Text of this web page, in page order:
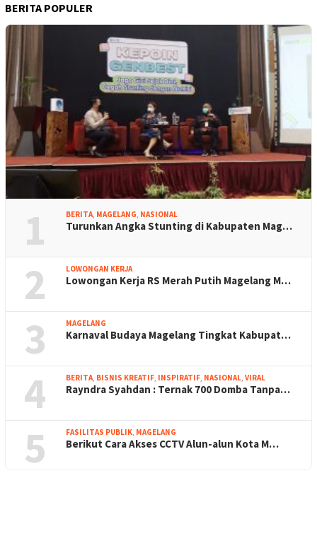
BERITA POPULER
1 BERITA, MAGELANG, NASIONAL
Turunkan Angka Stunting di Kabupaten Mag…
2 LOWONGAN KERJA
Lowongan Kerja RS Merah Putih Magelang M…
3 MAGELANG
Karnaval Budaya Magelang Tingkat Kabupat…
4 BERITA, BISNIS KREATIF, INSPIRATIF, NASIONAL, VIRAL
Rayndra Syahdan : Ternak 700 Domba Tanpa…
5 FASILITAS PUBLIK, MAGELANG
Berikut Cara Akses CCTV Alun-alun Kota M…